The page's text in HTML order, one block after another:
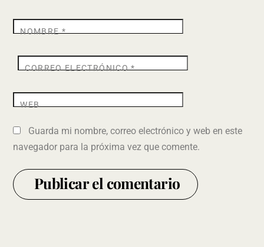
NOMBRE*
CORREO ELECTRÓNICO*
WEB
Guarda mi nombre, correo electrónico y web en este
navegador para la próxima vez que comente.